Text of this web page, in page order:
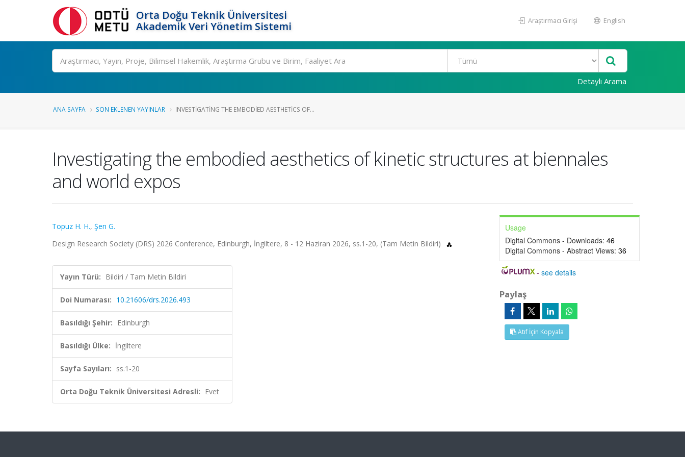
Orta Doğu Teknik Üniversitesi
Akademik Veri Yönetim Sistemi
Araştırmacı Girişi English
Ara
Detaylı Arama
ANA SAYFA SON EKLENEN YAYINLAR INVESTIGATING THE EMBODIED AESTHETICS OF...
Investigating the embodied aesthetics of kinetic structures at biennales
and world expos
Topuz H. H., Şen G.
Design Research Society (DRS) 2026 Conference, Edinburgh, İngiltere, 8 - 12 Haziran 2026, ss.1-20, (Tam Metin Bildiri)
Yayın Türü: Bildiri / Tam Metin Bildiri
Doi Numarası: 10.21606/drs.2026.493
Basıldığı Şehir: Edinburgh
Basıldığı Ülke: İngiltere
Sayfa Sayıları: ss.1-20
Orta Doğu Teknik Üniversitesi Adresli: Evet
Usage
Digital Commons - Downloads: 46
Digital Commons - Abstract Views: 36
-see details
Paylaş
Atıf İçin Kopyala